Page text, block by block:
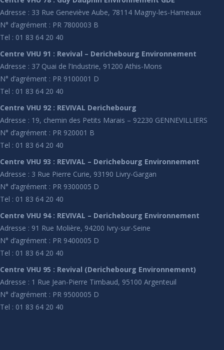
Adresse : 33 Rue Geneviève Aube, 78114 Magny-les-Hameaux
N° d’agrément : PR 7800003 B
Tel : 01 83 64 20 40
Centre VHU 91 : Revival – Derichebourg Environnement
Adresse : 37 Quai de l’Industrie, 91200 Athis-Mons
N° d’agrément : PR 9100001 D
Tel : 01 83 64 20 40
Centre VHU 92 : REVIVAL Derichebourg
Adresse : 19, chemin des Petits Marais – 92230 GENNEVILLIERS
N° d’agrément : PR 920001 B
Tel : 01 83 64 20 40
Centre VHU 93 : REVIVAL – Derichebourg Environnement
Adresse : 3 Rue Pierre Curie, 93190 Livry-Gargan
N° d’agrément : PR 9300005 D
Tel : 01 83 64 20 40
Centre VHU 94 : REVIVAL – Derichebourg Environnement
Adresse : 91 Rue Molière, 94200 Ivry-sur-Seine
N° d’agrément : PR 9400005 D
Tel : 01 83 64 20 40
Centre VHU 95 : Revival (Derichebourg Environnement)
Adresse : 1 Rue Jean-Pierre Timbaud, 95100 Argenteuil
N° d’agrément : PR 9500005 D
Tel : 01 83 64 20 40